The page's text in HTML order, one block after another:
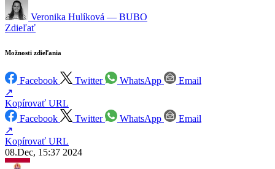
Veronika Hulíková — BUBO
Zdieľať
Možnosti zdieľania
Facebook Twitter WhatsApp
Email
↗
Kopírovať URL
Facebook
Twitter WhatsApp
Email
↗
Kopírovať URL
08.Dec, 15:37 2024